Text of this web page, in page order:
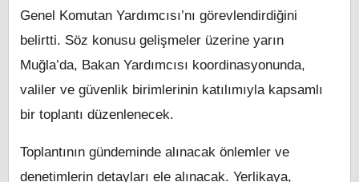
Genel Komutan Yardımcısı’nı görevlendirdiğini
belirtti. Söz konusu gelişmeler üzerine yarın
Muğla’da, Bakan Yardımcısı koordinasyonunda,
valiler ve güvenlik birimlerinin katılımıyla kapsamlı
bir toplantı düzenlenecek.
Toplantının gündeminde alınacak önlemler ve
denetimlerin detayları ele alınacak. Yerlikaya,